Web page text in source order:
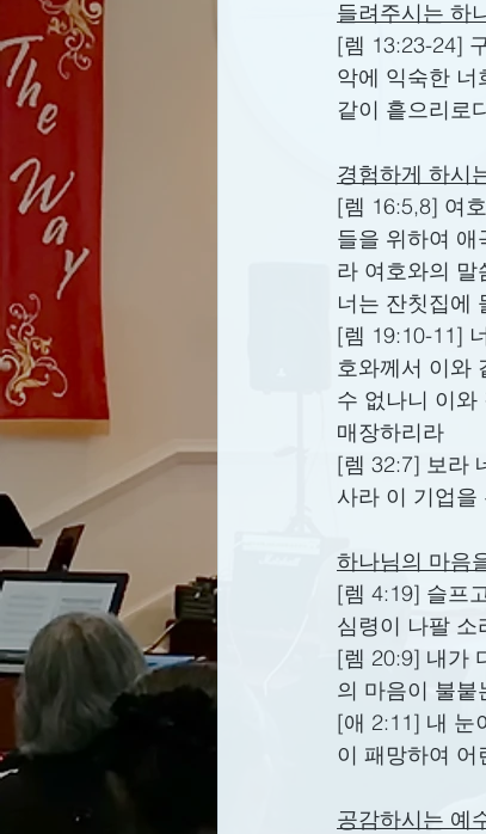
들려주시는 하
[렘 13:23-24]
악에 익숙한
같이 흩으리로
경험하게 하시
[렘 16:5,8] 여
들을 위하여
라 여호와의 말
너는 잔칫집에
[렘 19:10-11]
호와께서 이와
수 없나니 이
매장하리라
[렘 32:7] 보라
사라 이 기업을
하나님의 마음
[렘 4:19] 슬프
심령이 나팔
[렘 20:9] 내가
의 마음이 불
[애 2:11] 내 눈
이 패망하여
공감하시는 예